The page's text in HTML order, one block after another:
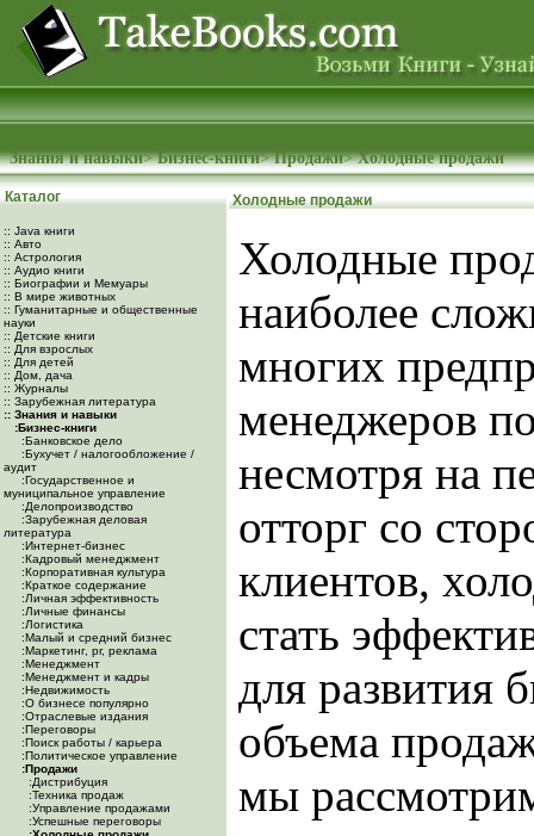
Знания и навыки>Бизнес-книги>Продажи>Холодные продажи
Каталог
:: Java книги
:: Авто
:: Астрология
:: Аудио книги
:: Биографии и Мемуары
:: В мире животных
:: Гуманитарные и общественные
науки
:: Детские книги
:: Для взрослых
:: Для детей
:: Дом, дача
:: Журналы
:: Зарубежная литература
:: Знания и навыки
:Бизнес-книги
:Банковское дело
:Бухучет / налогообложение /
аудит
:Государственное и
муниципальное управление
:Делопроизводство
:Зарубежная деловая
литература
:Интернет-бизнес
:Кадровый менеджмент
:Корпоративная культура
:Краткое содержание
:Личная эффективность
:Личные финансы
:Логистика
:Малый и средний бизнес
:Маркетинг, pr, реклама
:Менеджмент
:Менеджмент и кадры
:Недвижимость
:О бизнесе популярно
:Отраслевые издания
:Переговоры
:Поиск работы / карьера
:Политическое управление
:Продажи
:Дистрибуция
:Техника продаж
:Управление продажами
:Успешные переговоры
Холодные продажи
Холодные
наиболее
многих
менеджеров
несмотря на
отторг со
клиентов,
стать
для развития
объема
мы